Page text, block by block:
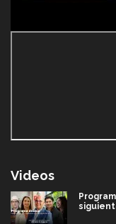
Videos